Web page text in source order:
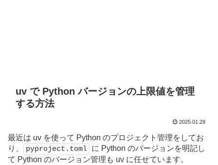
uv で Python バージョンの上限値を管理
する方法
2025.01.28
最近は uv を使って Python のプロジェクト管理をしてお
り、
pyproject.toml に Python のバージョンを明記し
て Python のバージョン管理も uv に任せています。